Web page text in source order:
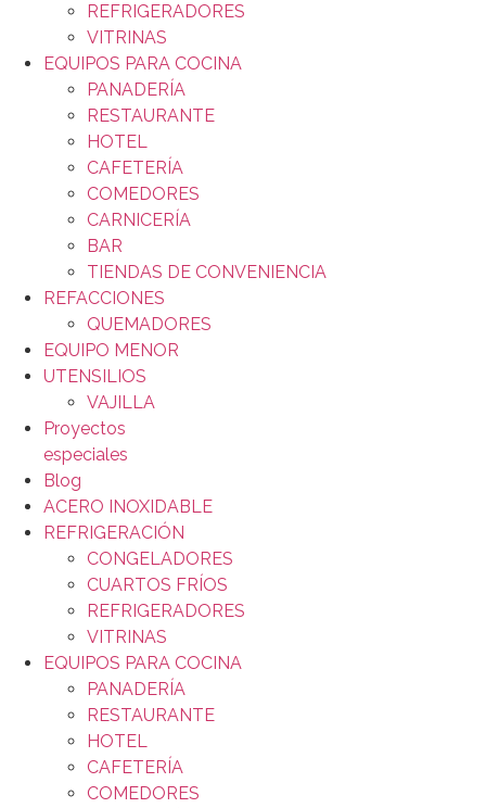
REFRIGERADORES
VITRINAS
EQUIPOS PARA COCINA
PANADERÍA
RESTAURANTE
HOTEL
CAFETERÍA
COMEDORES
CARNICERÍA
BAR
TIENDAS DE CONVENIENCIA
REFACCIONES
QUEMADORES
EQUIPO MENOR
UTENSILIOS
VAJILLA
Proyectos
especiales
Blog
ACERO INOXIDABLE
REFRIGERACIÓN
CONGELADORES
CUARTOS FRÍOS
REFRIGERADORES
VITRINAS
EQUIPOS PARA COCINA
PANADERÍA
RESTAURANTE
HOTEL
CAFETERÍA
COMEDORES